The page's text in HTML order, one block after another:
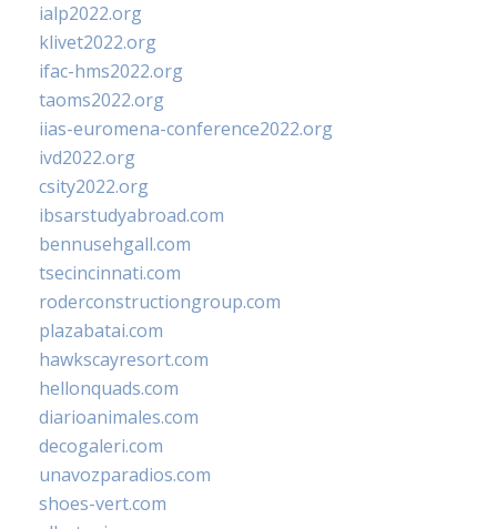
ialp2022.org
klivet2022.org
ifac-hms2022.org
taoms2022.org
iias-euromena-conference2022.org
ivd2022.org
csity2022.org
ibsarstudyabroad.com
bennusehgall.com
tsecincinnati.com
roderconstructiongroup.com
plazabatai.com
hawkscayresort.com
hellonquads.com
diarioanimales.com
decogaleri.com
unavozparadios.com
shoes-vert.com